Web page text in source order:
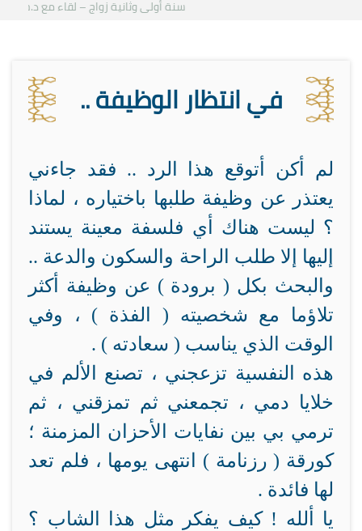
سنة أولى وثانية زواج – لقاء مع د.خالد
في انتظار الوظيفة ..
لم أكن أتوقع هذا الرد .. فقد جاءني
يعتذر عن وظيفة طلبها باختياره ، لماذا
؟ ليست هناك أي فلسفة معينة يستند
إليها إلا طلب الراحة والسكون والدعة ..
والبحث بكل ( برودة ) عن وظيفة أكثر
تلاؤما مع شخصيته ( الفذة ) ، وفي
الوقت الذي يناسب ( سعادته ) .
هذه النفسية تزعجني ، تصنع الألم في
خلايا دمي ، تجمعني ثم تمزقني ، ثم
ترمي بي بين نفايات الأحزان المزمنة ؛
كورقة ( رزنامة ) انتهى يومها ، فلم تعد
لها فائدة .
يا ألله ! كيف يفكر مثل هذا الشاب ؟